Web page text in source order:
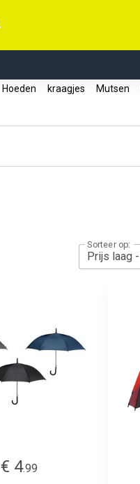
Hoeden kraagjes Mutsen
Sorteer op:
€ 4.99